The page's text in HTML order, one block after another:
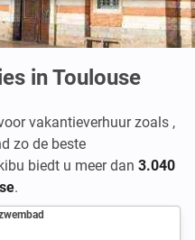
in Toulouse
vakantieverhuur zoals ,
zo de beste
biedt u meer dan 3.040
.